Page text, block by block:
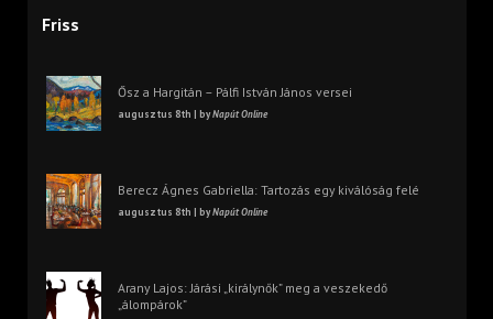
Friss
Ősz a Hargitán – Pálfi István János versei
augusztus 8th | byNapút Online
Berecz Ágnes Gabriella: Tartozás egy kiválóság felé
augusztus 8th | byNapút Online
Arany Lajos: Járási „királynők” meg a veszekedő
„álompárok”